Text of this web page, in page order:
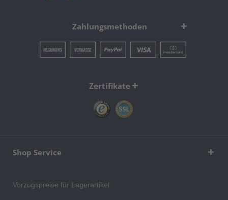
Zahlungsmethoden
Zertifikate
Shop Service
Vorzugspreise für Lagerartikel